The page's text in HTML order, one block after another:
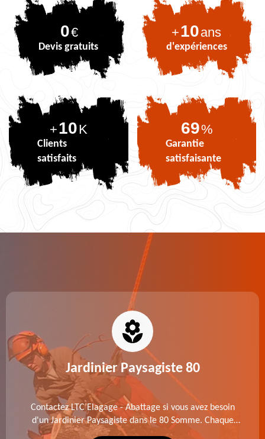
0€
Devis gratuits
+10ans
d'expériences
+10K
Clients
satisfaits
84%
Garantie
satisfaisante
Jardinier Paysagiste 80
Contactez LTC Elagage - Abattage si vous avez besoin
d'un Jardinier Paysagiste dans le 80 Somme. Chaque
intervention est exécutée selon les normes en vigueur.